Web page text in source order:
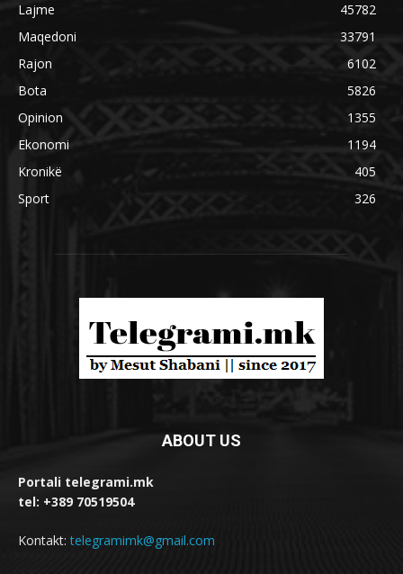
Lajme
45782
Maqedoni
33791
Rajon
6102
Bota
5826
Opinion
1355
Ekonomi
1194
Kronikë
405
Sport
326
ABOUT US
Portali telegrami.mk
tel: +389 70519504
Kontakt:telegramimk@gmail.com